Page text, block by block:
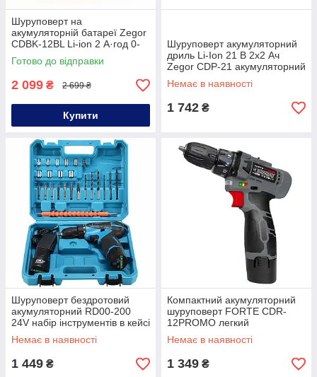
Шуруповерт на
акумуляторній батареї Zegor
CDBK-12BL Li-ion 2 А·год 0-
1450об/хв шуруповерт для
будівельника компактний
Готово до відправки
2 099 ₴ 2 699 ₴
Купити
Шуруповерт акумуляторний
дриль Li-Ion 21 В 2х2 Ач
Zegor CDP-21 акумуляторний
шуруповерт щітковий
Немає в наявності
1 742 ₴
Шуруповерт бездротовий
акумуляторний RD00-200
24V набір інструментів в кейсі
Немає в наявності
1 449 ₴
Компактний акумуляторний
шуруповерт FORTE CDR-
12PROMО легкий
шуруповерт на акумуляторі
Немає в наявності
1 349 ₴